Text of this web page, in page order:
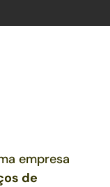
empresa
de